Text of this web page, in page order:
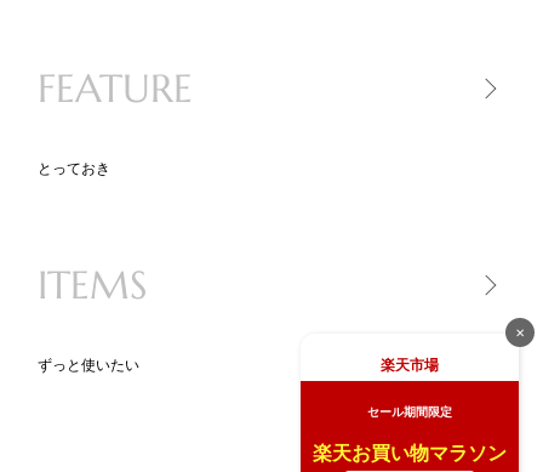
食品
FEATURE
とっておき
ニッポン、地方のいいモノ
ITEMS
ずっと使いたい
✕
楽天市場
セール期間限定
楽天お買い物マラソン